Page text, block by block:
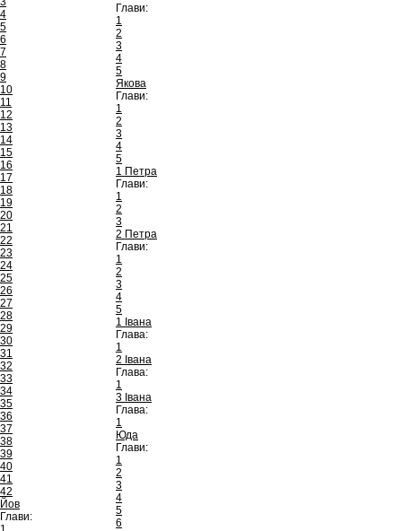
4
5
6
7
8
9
10
11
12
13
14
15
16
17
18
19
20
21
22
23
24
25
26
27
28
29
30
31
32
33
34
35
36
37
38
39
40
41
42
Йов
Глави:
Глави:
1
2
3
4
5
Якова
Глави:
1
2
3
4
5
1 Петра
Глави:
1
2
3
2 Петра
Глави:
1
2
3
4
5
1 Івана
Глава:
1
2 Івана
Глава:
1
3 Івана
Глава:
1
Юда
Глави:
1
2
3
4
5
6